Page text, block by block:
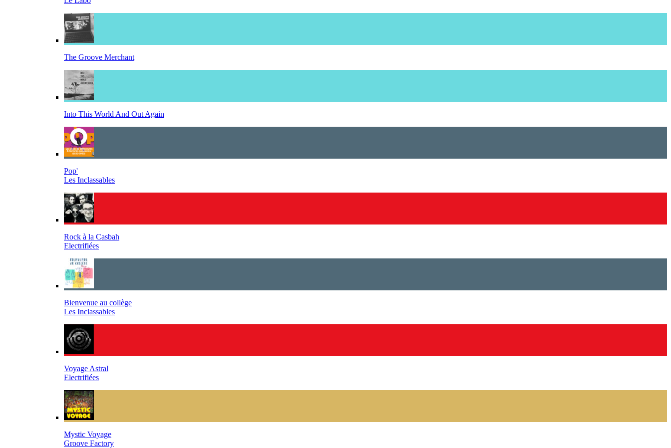
The Groove Merchant
Into This World And Out Again
Pop'
Les Inclassables
Rock à la Casbah
Electrifiées
Bienvenue au collège
Les Inclassables
Voyage Astral
Electrifiées
Mystic Voyage
Groove Factory